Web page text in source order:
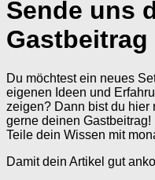
Sende uns
Gastbeitrag
Du möchtest ein neues
eigenen Ideen und
zeigen? Dann bist du hier
gerne deinen Gastbeitrag!
Teile dein Wissen mit
Damit dein Artikel gut